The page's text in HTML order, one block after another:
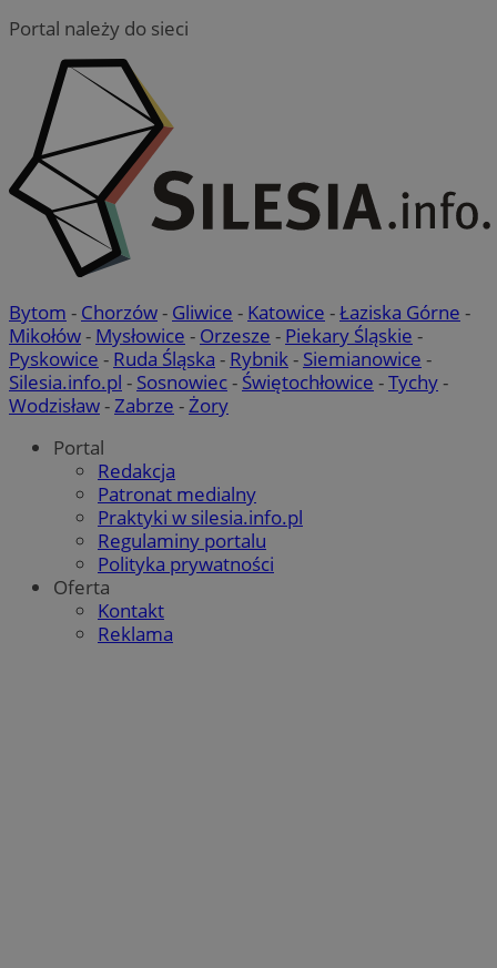
Portal należy do sieci
Bytom - Chorzów- Gliwice - Katowice -Łaziska Górne -
Mikołów- Mysłowice - Orzesze - Piekary Śląskie -
Pyskowice - Ruda Śląska - Rybnik- Siemianowice -
Silesia.info.pl - Sosnowiec- Świętochłowice -Tychy-
Wodzisław-Zabrze -Żory
Portal
Redakcja
Patronat medialny
Praktyki w silesia.info.pl
Regulaminy portalu
Polityka prywatności
Oferta
Kontakt
Reklama